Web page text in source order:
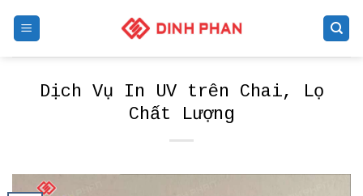
Dịch Vụ In UV trên Chai, Lọ
Chất Lượng